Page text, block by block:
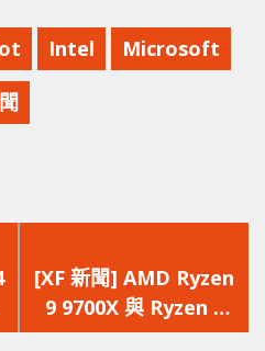
Intel Microsoft
一
篇
文
[XF 新聞] AMD Ryzen
9 9700X 與 Ryzen 5
9600X 105W 模式下